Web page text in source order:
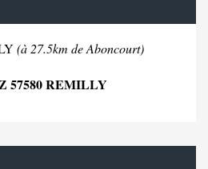
(à 27.5km de Aboncourt)
57580 REMILLY